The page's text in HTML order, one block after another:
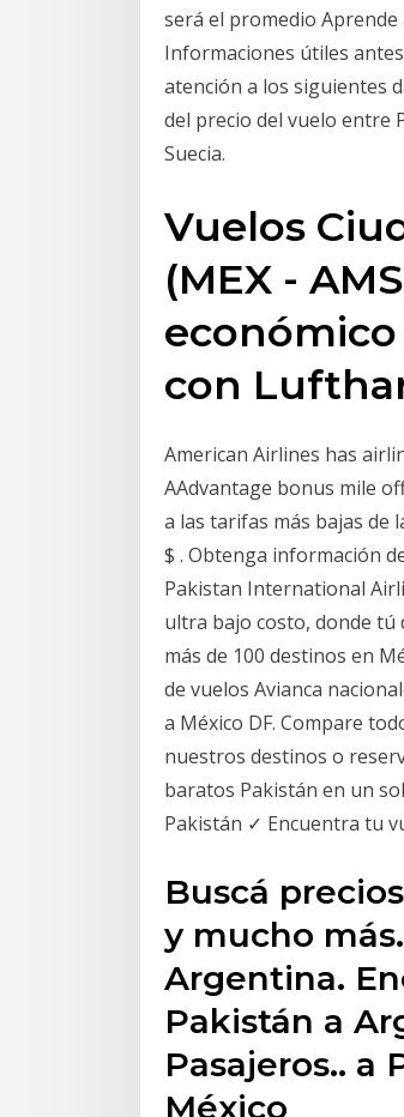
será el promedio
Informaciones útiles
atención a los siguientes
del precio del vuelo entre
Suecia.
Vuelos
(MEX -
con
American Airlines has
AAdvantage bonus mile
a las tarifas más bajas de
$ . Obtenga información
Pakistan International
ultra bajo costo, donde tú
más de 100 destinos en
de vuelos Avianca
a México DF. Compare
nuestros destinos o
baratos Pakistán en un
Pakistán ✓ Encuentra tu
Buscá
y mucho
Argentina.
Pakistán a
Pasajeros.. a
México